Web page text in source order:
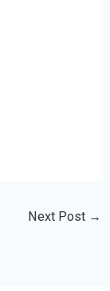
Next Post →